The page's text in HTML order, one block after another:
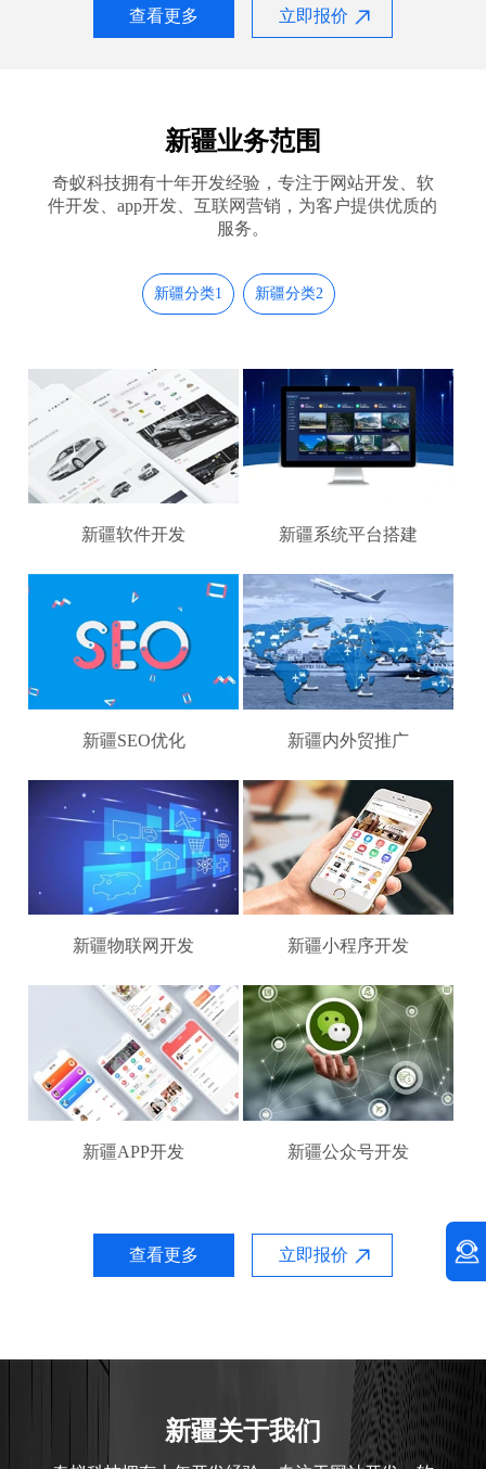
查看更多 立即报价
新疆业务范围
奇蚁科技拥有十年开发经验，专注于网站开发、软
件开发、app开发、互联网营销，为客户提供优质的
服务。
新疆分类1 新疆分类2
新疆软件开发 新疆系统平台搭建
新疆SEO优化 新疆内外贸推广
新疆物联网开发 新疆小程序开发
新疆APP开发 新疆公众号开发
查看更多 立即报价
新疆关于我们